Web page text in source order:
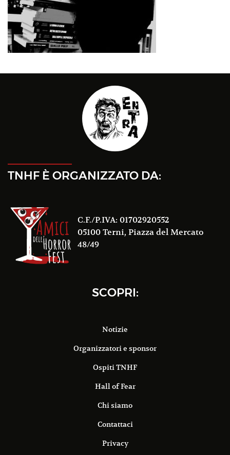
TNHF È ORGANIZZATO DA:
C.F./P.IVA: 01702920552
05100 Terni, Piazza del Mercato
48/49
SCOPRI:
Notizie
Organizzatori e sponsor
Ospiti TNHF
Hall of Fear
Chi siamo
Contattaci
Privacy